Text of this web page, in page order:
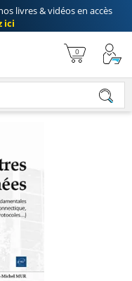
livres & vidéos en accès
ici